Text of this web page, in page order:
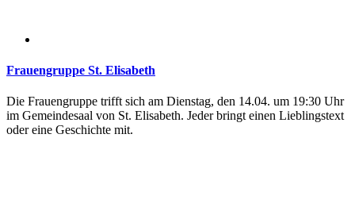
Frauengruppe St. Elisabeth
Die Frauengruppe trifft sich am Dienstag, den 14.04. um 19:30 Uhr
im Gemeindesaal von St. Elisabeth. Jeder bringt einen Lieblingstext
oder eine Geschichte mit.